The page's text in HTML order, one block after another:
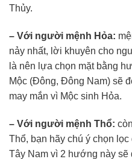
Thủy.
– Với người mệnh Hỏa:
nảy nhất, lời khuyên cho
là nên lựa chọn mặt bằng
Mộc (Đông, Đông Nam) sẽ
may mắn vì Mộc sinh Hỏa.
– Với người mệnh Thổ:
Thổ, bạn hãy chú ý chọn
Tây Nam vì 2 hướng này